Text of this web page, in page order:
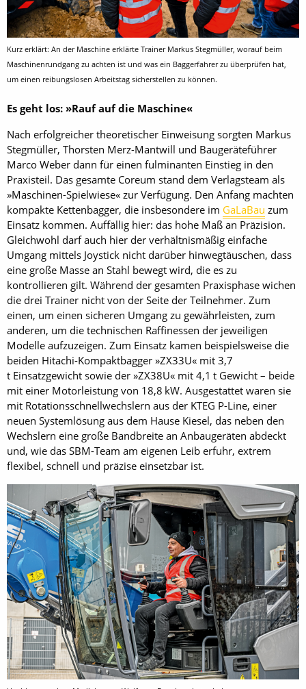
Kurz erklärt: An der Maschine erklärte Trainer Markus Stegmüller, worauf beim
Maschinenrundgang zu achten ist und was ein Baggerfahrer zu überprüfen hat,
um einen reibungslosen Arbeitstag sicherstellen zu können.
Es geht los: »Rauf auf die Maschine«
Nach erfolgreicher theoretischer Einweisung sorgten Markus
Stegmüller, Thorsten Merz-Mantwill und Baugeräteführer
Marco Weber dann für einen fulminanten Einstieg in den
Praxisteil. Das gesamte Coreum stand dem Verlagsteam als
­»Maschinen-Spielwiese« zur Verfügung. Den Anfang machten
kompakte Kettenbagger, die insbesondere im GaLaBau zum
Einsatz kommen. Auffällig hier: das hohe Maß an Präzision.
Gleichwohl darf auch hier der verhältnismäßig einfache
Umgang mittels Joystick nicht darüber hinwegtäuschen, dass
eine große Masse an Stahl bewegt wird, die es zu
kontrollieren gilt. Während der gesamten Praxisphase wichen
die drei Trainer nicht von der Seite der Teilnehmer. Zum
einen, um einen sicheren Umgang zu gewährleisten, zum
anderen, um die technischen Raffinessen der jeweiligen
Modelle aufzuzeigen. Zum Einsatz kamen beispielsweise die
beiden Hitachi-Kompaktbagger »ZX33U« mit 3,7
t Einsatzgewicht sowie der »ZX38U« mit 4,1 t Gewicht – beide
mit einer Motorleistung von 18,8 kW. Ausgestattet waren sie
mit Rotationsschnellwechslern aus der KTEG P-Line, einer
neuen Systemlösung aus dem Hause Kiesel, das neben den
Wechslern eine große Bandbreite an Anbaugeräten abdeckt
und, wie das SBM-Team am eigenen Leib erfuhr, extrem
flexibel, schnell und präzise einsetzbar ist.